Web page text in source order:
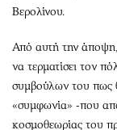
Βερολίνου.
Από αυτή την άποψη,
να τερματίσει τον
συμβούλων του πως
«συμφωνία» -που
κοσμοθεωρίας του